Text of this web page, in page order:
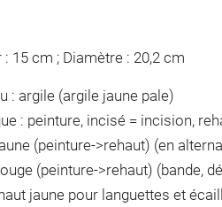
: 15 cm ; Diamètre : 20,2 cm
: argile (argile jaune pale)
: peinture, incisé = incision,
(peinture->rehaut) (en
(peinture->rehaut) (bande,
jaune pour languettes et